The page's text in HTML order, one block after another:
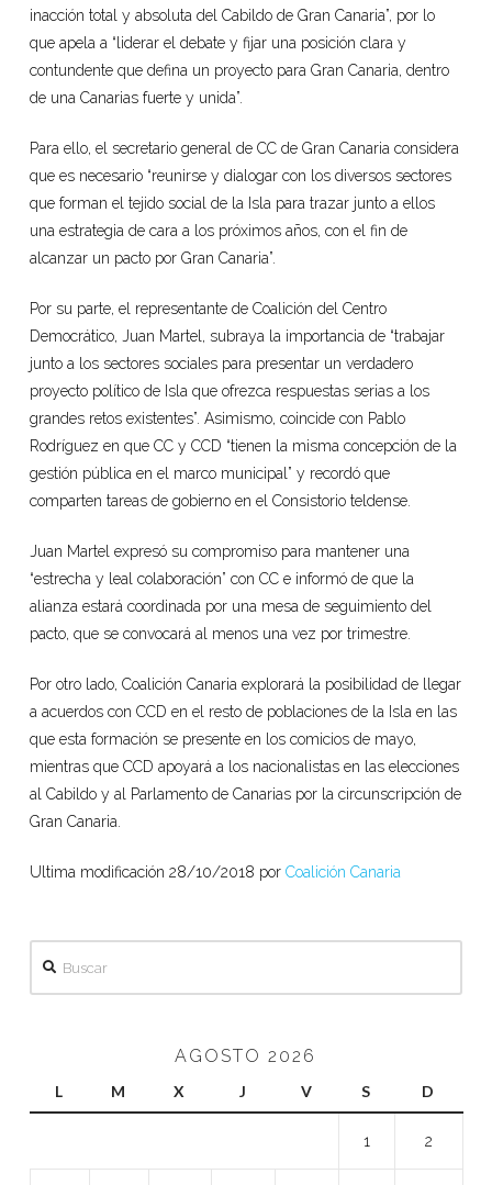
inacción total y absoluta del Cabildo de Gran Canaria”, por lo
que apela a “liderar el debate y fijar una posición clara y
contundente que defina un proyecto para Gran Canaria, dentro
de una Canarias fuerte y unida”.
Para ello, el secretario general de CC de Gran Canaria considera
que es necesario “reunirse y dialogar con los diversos sectores
que forman el tejido social de la Isla para trazar junto a ellos
una estrategia de cara a los próximos años, con el fin de
alcanzar un pacto por Gran Canaria”.
Por su parte, el representante de Coalición del Centro
Democrático, Juan Martel, subraya la importancia de “trabajar
junto a los sectores sociales para presentar un verdadero
proyecto político de Isla que ofrezca respuestas serias a los
grandes retos existentes”. Asimismo, coincide con Pablo
Rodríguez en que CC y CCD “tienen la misma concepción de la
gestión pública en el marco municipal” y recordó que
comparten tareas de gobierno en el Consistorio teldense.
Juan Martel expresó su compromiso para mantener una
“estrecha y leal colaboración” con CC e informó de que la
alianza estará coordinada por una mesa de seguimiento del
pacto, que se convocará al menos una vez por trimestre.
Por otro lado, Coalición Canaria explorará la posibilidad de llegar
a acuerdos con CCD en el resto de poblaciones de la Isla en las
que esta formación se presente en los comicios de mayo,
mientras que CCD apoyará a los nacionalistas en las elecciones
al Cabildo y al Parlamento de Canarias por la circunscripción de
Gran Canaria.
Ultima modificación 28/10/2018 por Coalición Canaria
AGOSTO 2026
L M X J V S D
1 2